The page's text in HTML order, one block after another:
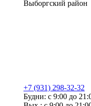
Выборгский район
+7 (931) 298-32-32
Будни: с 9:00 до